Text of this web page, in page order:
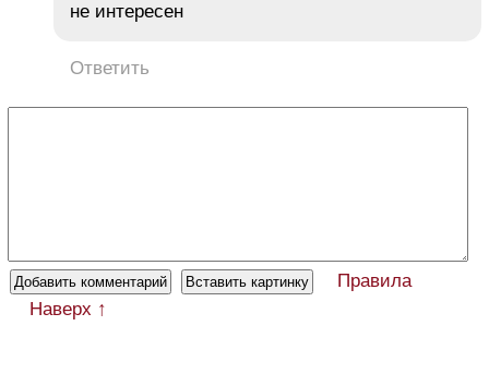
не интересен
Ответить
Правила
Наверх ↑